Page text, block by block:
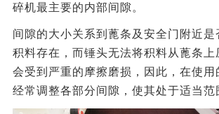
碎机最主要的内部间隙。
间隙的大小关系到蓖条及安全门附近是
积料存在，而锤头无法将积料从蓖条上
会受到严重的摩擦磨损，因此，在使用
经常调整各部分间隙，使其处于适当范